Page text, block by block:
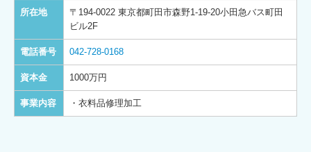
所在地
〒194-0022 東京都町田市森野1-19-20小田急バス町田
ビル2F
電話番号 042-728-0168
資本金 1000万円
事業内容 ・衣料品修理加工